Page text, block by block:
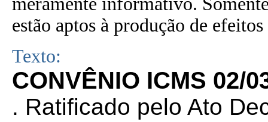
estão aptos à produção de
Texto:
CONVÊNIO ICMS 02/
. Ratificado pelo Ato